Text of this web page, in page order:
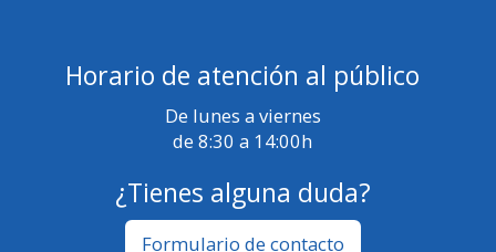
Horario de atención al público
De lunes a viernes
de 8:30 a 14:00h
¿Tienes alguna duda?
Formulario de contacto